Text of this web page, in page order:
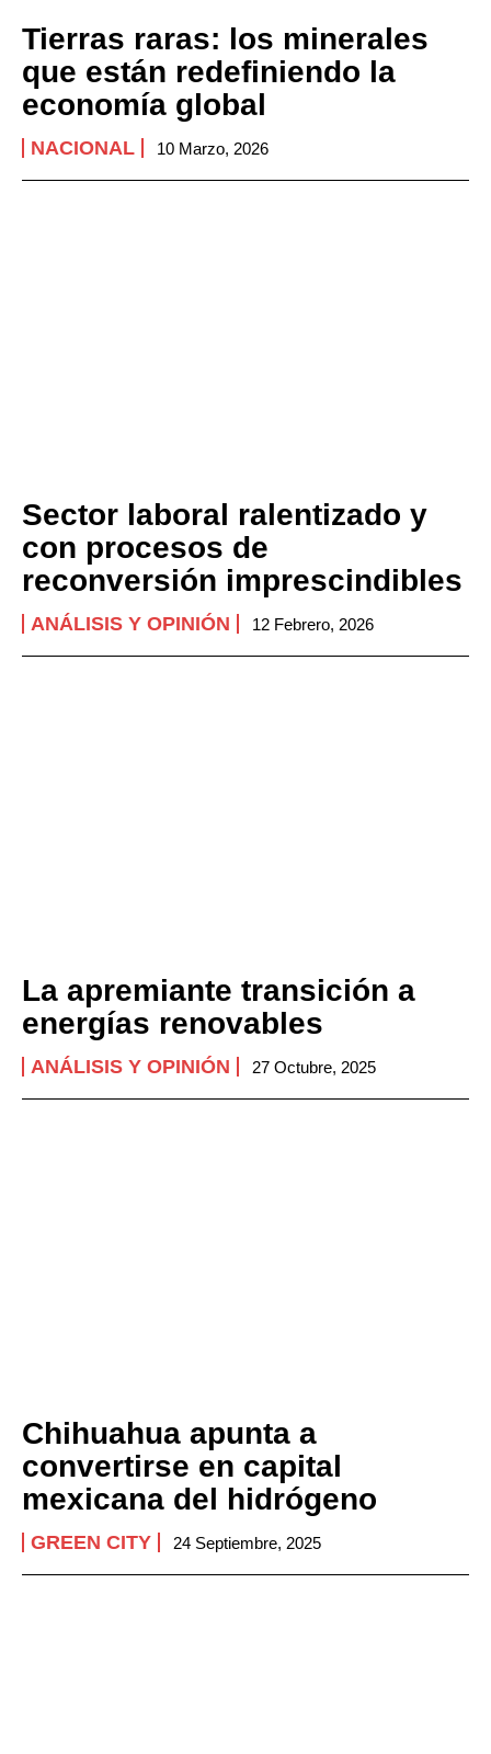
Tierras raras: los minerales
que están redefiniendo la
economía global
NACIONAL 10 Marzo, 2026
Sector laboral ralentizado y
con procesos de
reconversión imprescindibles
ANÁLISIS Y OPINIÓN 12 Febrero, 2026
La apremiante transición a
energías renovables
ANÁLISIS Y OPINIÓN 27 Octubre, 2025
Chihuahua apunta a
convertirse en capital
mexicana del hidrógeno
GREEN CITY 24 Septiembre, 2025